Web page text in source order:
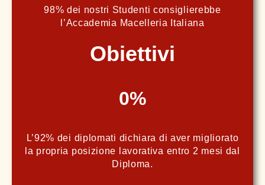
98% dei nostri Studenti consiglierebbe
l’Accademia Macelleria Italiana
Obiettivi
0%
L’92% dei diplomati dichiara di aver migliorato
la propria posizione lavorativa entro 2 mesi dal
Diploma.